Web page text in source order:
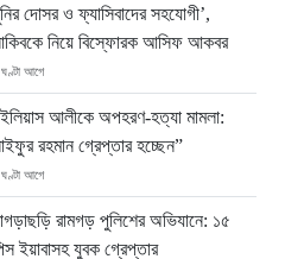
দোসর ও ফ্যাসিবাদের সহযোগী’,
নিয়ে বিস্ফোরক আসিফ আকবর
আগে
আলীকে অপহরণ-হত্যা মামলা:
রহমান গ্রেপ্তার হচ্ছেন”
আগে
রামগড় পুলিশের অভিযানে: ১৫
ইয়াবাসহ যুবক গ্রেপ্তার